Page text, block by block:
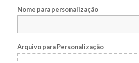
Nome para personalização
Arquivo para Personalização